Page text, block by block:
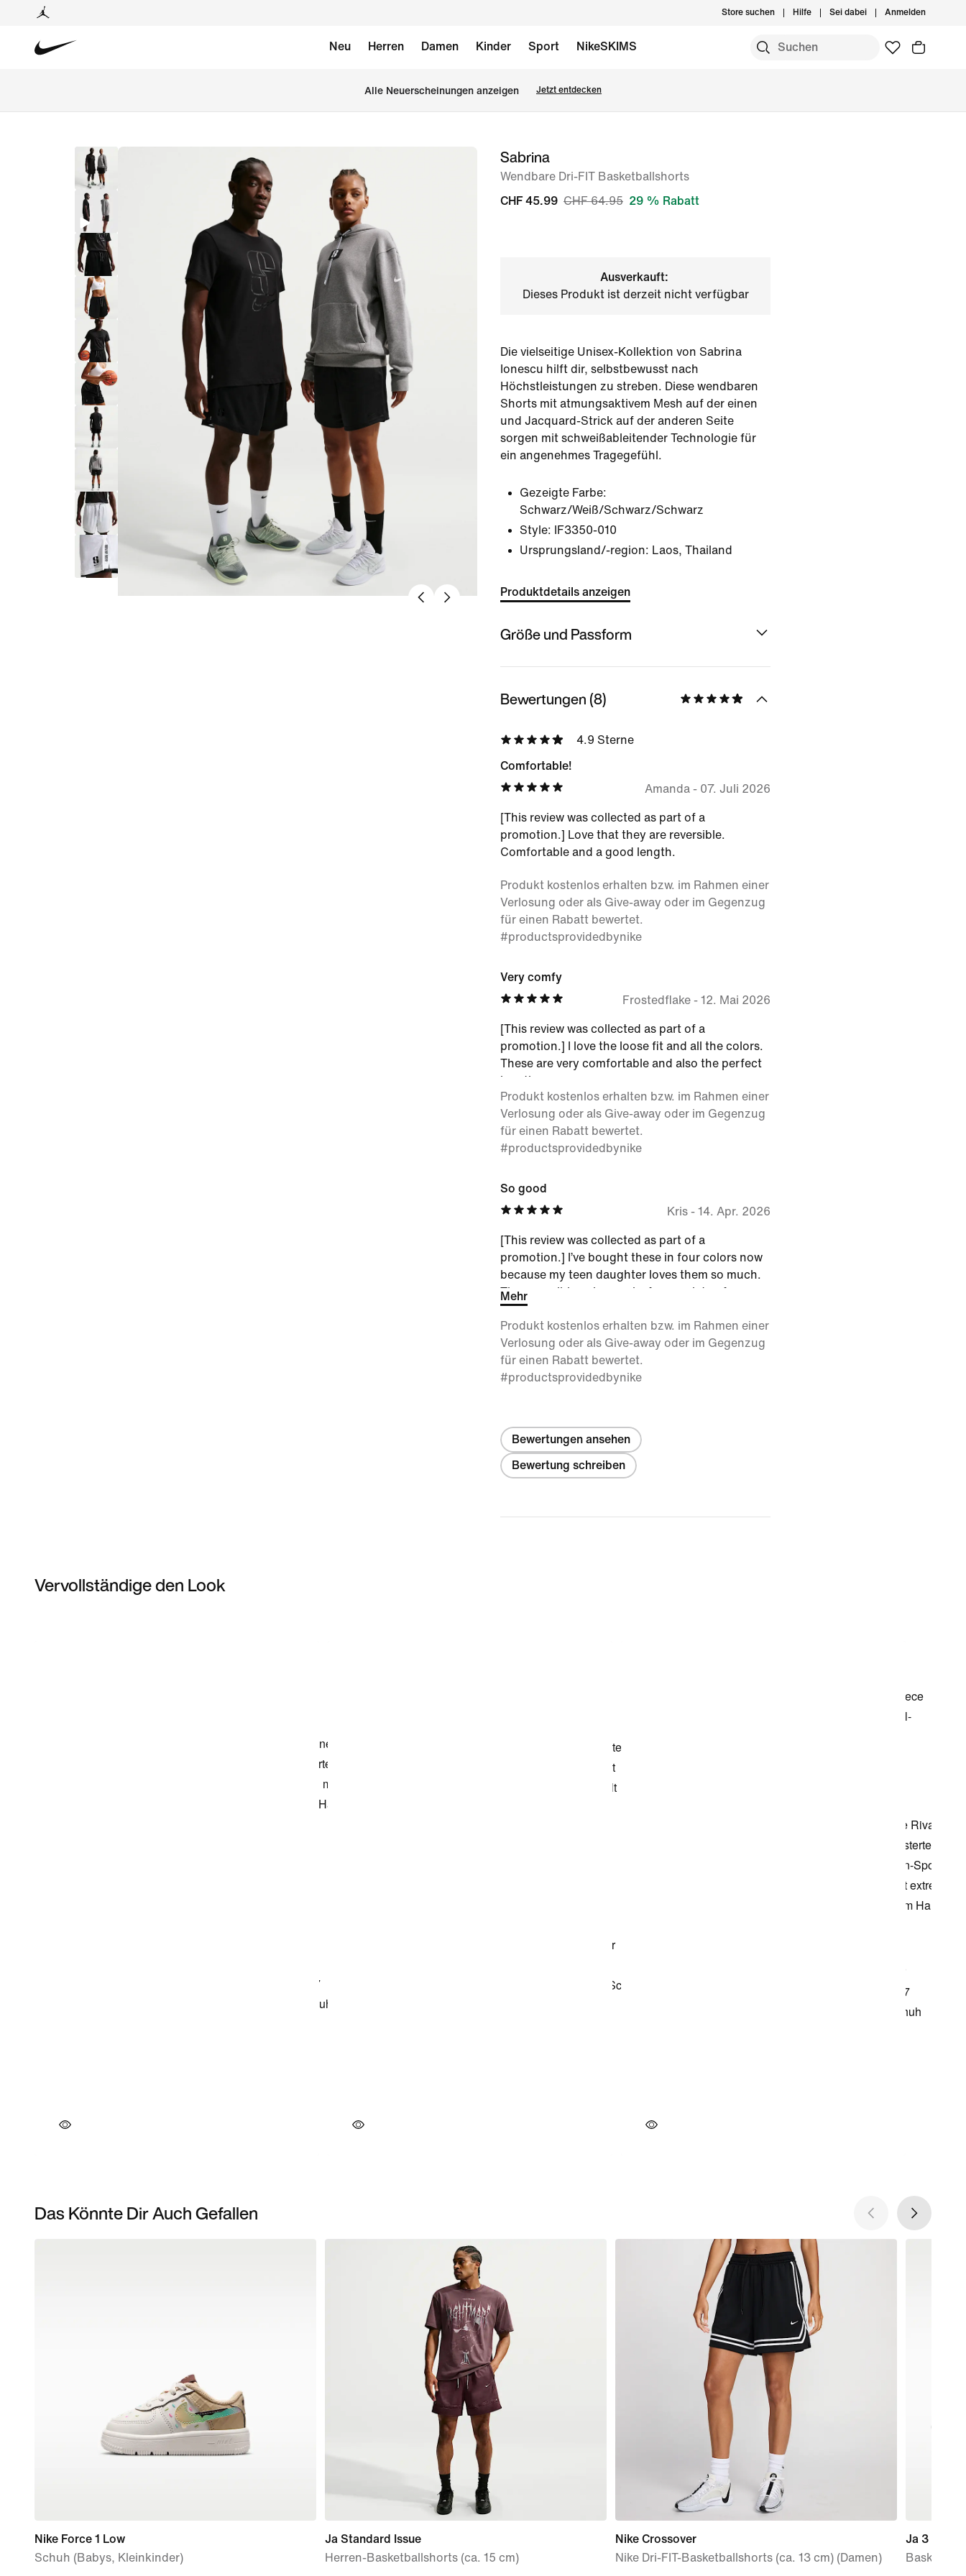
Store suchen Hilfe Sei dabei Anmelden
Neu Herren Damen Kinder Sport NikeSKIMS
Alle Neuerscheinungen anzeigen Jetzt entdecken
Bild 1Sabrina
Wendbare Dri-FIT Basketballshorts
CHF 45.99 CHF 64.95 29 % Rabatt
Ausverkauft:
Dieses Produkt ist derzeit nicht verfügbar
Die vielseitige Unisex-Kollektion von Sabrina
Ionescu hilft dir, selbstbewusst nach
Höchstleistungen zu streben. Diese wendbaren
Shorts mit atmungsaktivem Mesh auf der einen
und Jacquard-Strick auf der anderen Seite
sorgen mit schweißableitender Technologie für
ein angenehmes Tragegefühl.
Gezeigte Farbe:
Schwarz/Weiß/Schwarz/Schwarz
Style:
IF3350-010
Ursprungsland/-region: Laos, Thailand
Produktdetails anzeigen
Größe und Passform
Bewertungen (8)
4.9 Sterne
Comfortable!
Amanda - 07. Juli 2026
[This review was collected as part of a
promotion.] Love that they are reversible.
Comfortable and a good length.
Produkt kostenlos erhalten bzw. im Rahmen einer
Verlosung oder als Give-away oder im Gegenzug
für einen Rabatt bewertet.
#productsprovidedbynike
Very comfy
Frostedflake - 12. Mai 2026
[This review was collected as part of a
promotion.] I love the loose fit and all the colors.
These are very comfortable and also the perfect
length.
Produkt kostenlos erhalten bzw. im Rahmen einer
Verlosung oder als Give-away oder im Gegenzug
für einen Rabatt bewertet.
#productsprovidedbynike
So good
Kris - 14. Apr. 2026
[This review was collected as part of a
promotion.] I’ve bought these in four colors now
because my teen daughter loves them so much.
The reversible colors make for a variety of
different practice outfits. Soft, comfortable and
true to size. Will buy again!
Mehr
Produkt kostenlos erhalten bzw. im Rahmen einer
Verlosung oder als Give-away oder im Gegenzug
für einen Rabatt bewertet.
#productsprovidedbynike
Bewertungen ansehen
Bewertung schreiben
Vervollständige den Look
Das Könnte Dir Auch Gefallen
Nike Force 1 Low
Schuh (Babys, Kleinkinder)
Ja Standard Issue
Herren-Basketballshorts (ca. 15 cm)
Nike Crossover
Nike Dri-FIT-Basketballshorts (ca. 13 cm) (Damen)
Ja 3